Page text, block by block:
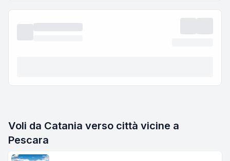
Voli da Catania verso città vicine a
Pescara